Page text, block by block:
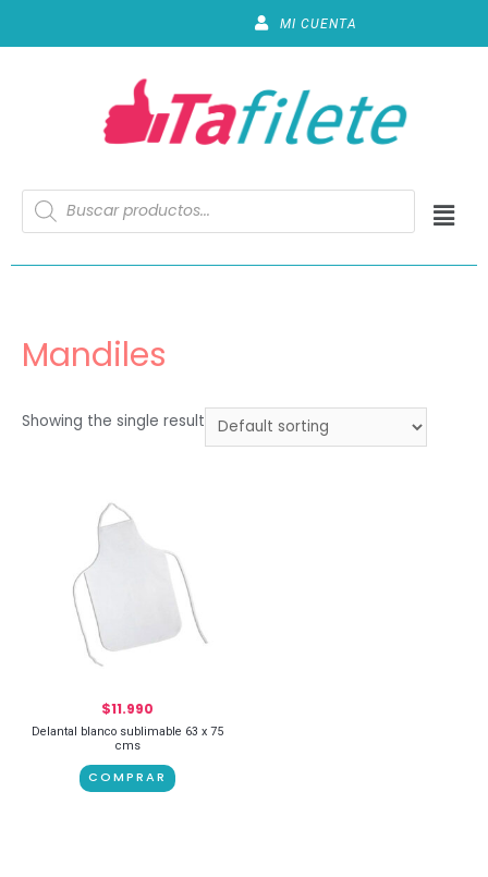
MI CUENTA
Mandiles
Showing the single result
$11.990
Delantal blanco sublimable 63 x 75
cms
COMPRAR